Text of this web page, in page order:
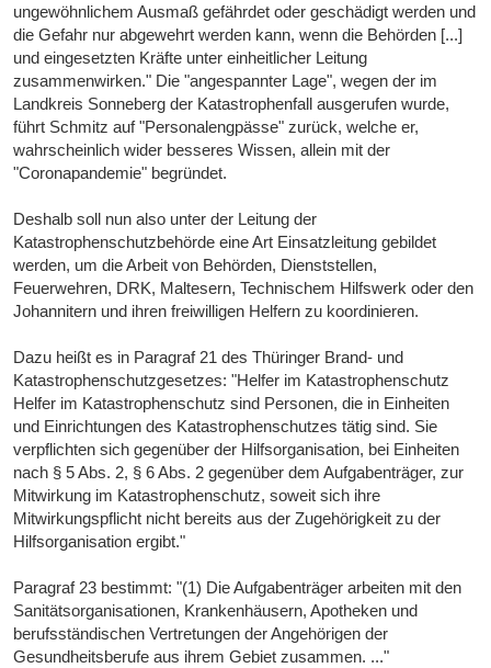
ungewöhnlichem Ausmaß gefährdet oder geschädigt werden und
die Gefahr nur abgewehrt werden kann, wenn die Behörden [...]
und eingesetzten Kräfte unter einheitlicher Leitung
zusammenwirken." Die "angespannter Lage", wegen der im
Landkreis Sonneberg der Katastrophenfall ausgerufen wurde,
führt Schmitz auf "Personalengpässe" zurück, welche er,
wahrscheinlich wider besseres Wissen, allein mit der
"Coronapandemie" begründet.
Deshalb soll nun also unter der Leitung der
Katastrophenschutzbehörde eine Art Einsatzleitung gebildet
werden, um die Arbeit von Behörden, Dienststellen,
Feuerwehren, DRK, Maltesern, Technischem Hilfswerk oder den
Johannitern und ihren freiwilligen Helfern zu koordinieren.
Dazu heißt es in Paragraf 21 des Thüringer Brand- und
Katastrophenschutzgesetzes: "Helfer im Katastrophenschutz
Helfer im Katastrophenschutz sind Personen, die in Einheiten
und Einrichtungen des Katastrophenschutzes tätig sind. Sie
verpflichten sich gegenüber der Hilfsorganisation, bei Einheiten
nach § 5 Abs. 2, § 6 Abs. 2 gegenüber dem Aufgabenträger, zur
Mitwirkung im Katastrophenschutz, soweit sich ihre
Mitwirkungspflicht nicht bereits aus der Zugehörigkeit zu der
Hilfsorganisation ergibt."
Paragraf 23 bestimmt: "(1) Die Aufgabenträger arbeiten mit den
Sanitätsorganisationen, Krankenhäusern, Apotheken und
berufsständischen Vertretungen der Angehörigen der
Gesundheitsberufe aus ihrem Gebiet zusammen. ..."